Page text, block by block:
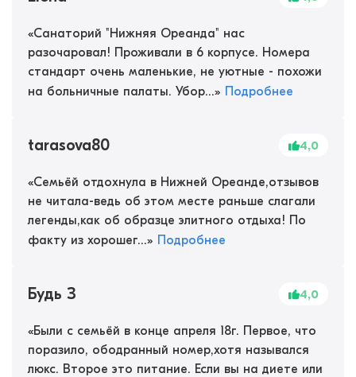
«Санаторий "Нижняя Ореанда" нас
разочаровал! Проживали в 6 корпусе. Номера
стандарт очень маленькие, не уютные - похожи
на больничные палаты. Убор...» Подробнее
tarasova80 4,0
«Семьёй отдохнула в Нижней Ореанде,отзывов
не читала-ведь об этом месте раньше слагали
легенды,как об образце элитного отдыха! По
факту из хорошег...» Подробнее
Будь З 4,0
«Были с семьёй в конце апреля 18г. Первое, что
поразило, ободранный номер,хотя назывался
люкс. Второе это питание. Если вы на диете или